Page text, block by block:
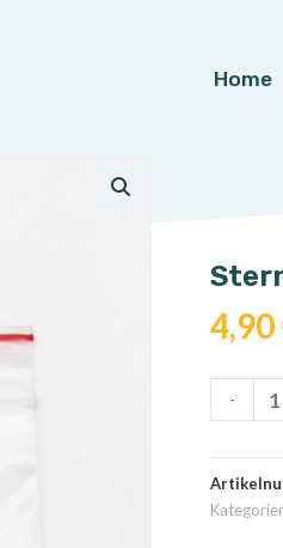
Home
4,90
Weiß
-